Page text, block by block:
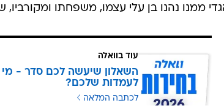
ממנו נהנו בן עלי עצמו, משפחתו
עוד בוואלה
השאלון שיעשה לכם סדר -
לעמדות שלכם?
לכתבה המלאה